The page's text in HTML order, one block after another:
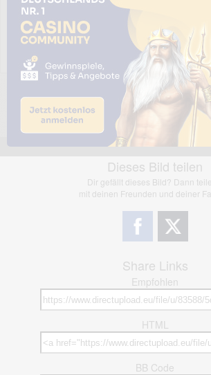
Das dargestellte Bild wurde von einem Nutzer
übernimmt keinerlei Haftung für den Inhalt des
jedoch bei Verstößen nach §2(3) unserer
Dieses Bild teilen
Dir gefällt dieses Bild? Dann
mit deinen Freunden und deiner
Share Links
Empfohlen
HTML
BB Code